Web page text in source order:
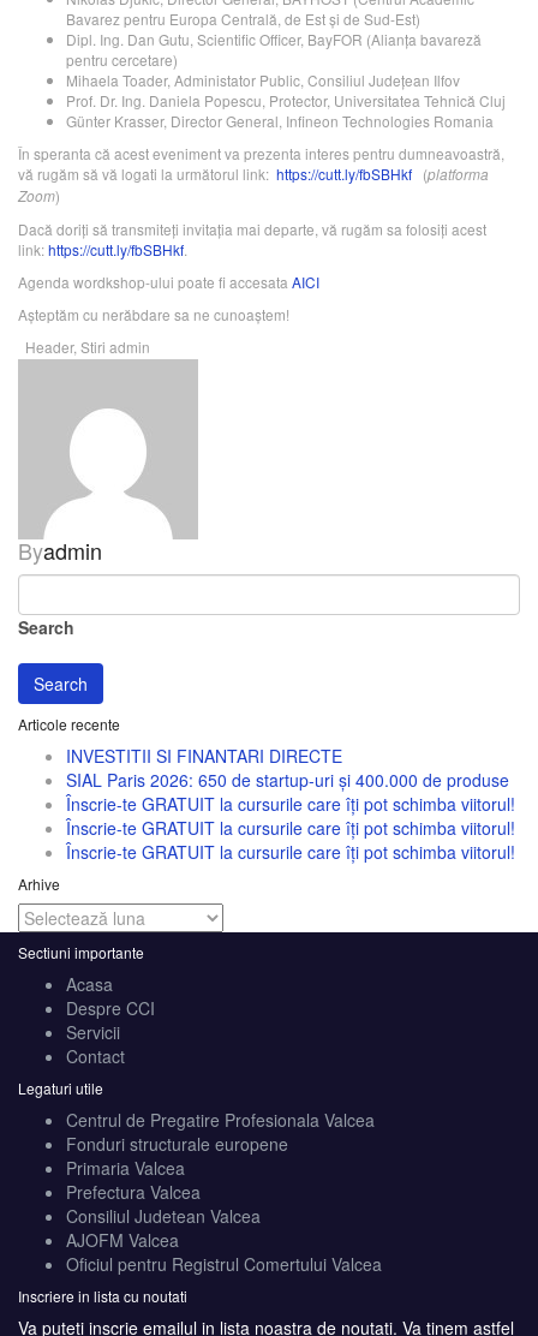
Bavarez pentru Europa Centrală, de Est și de Sud-Est)
Dipl. Ing. Dan Gutu, Scientific Officer, BayFOR (Alianța bavareză
pentru cercetare)
Mihaela Toader, Administator Public, Consiliul Județean Ilfov
Prof. Dr. Ing. Daniela Popescu, Protector, Universitatea Tehnică Cluj
Günter Krasser, Director General, Infineon Technologies Romania
În speranta că acest eveniment va prezenta interes pentru dumneavoastră,
vă rugăm să vă logati la următorul link: https://cutt.ly/fbSBHkf (platforma
Zoom)
Dacă doriți să transmiteți invitația mai departe, vă rugăm sa folosiți acest
link:https://cutt.ly/fbSBHkf
Agenda wordkshop-ului poate fi accesata AICI
Așteptăm cu nerăbdare sa ne cunoaștem!
Header, Stiri admin
Byadmin
Search
Search
Articole recente
INVESTITII SI FINANTARI DIRECTE
SIAL Paris 2026: 650 de startup-uri și 400.000 de produse
Înscrie-te GRATUIT la cursurile care îți pot schimba viitorul!
Înscrie-te GRATUIT la cursurile care îți pot schimba viitorul!
Înscrie-te GRATUIT la cursurile care îți pot schimba viitorul!
Arhive
Arhive
Sectiuni importante
Acasa
Despre CCI
Servicii
Contact
Legaturi utile
Centrul de Pregatire Profesionala Valcea
Fonduri structurale europene
Primaria Valcea
Prefectura Valcea
Consiliul Judetean Valcea
AJOFM Valcea
Oficiul pentru Registrul Comertului Valcea
Inscriere in lista cu noutati
Va puteti inscrie emailul in lista noastra de noutati. Va tinem astfel